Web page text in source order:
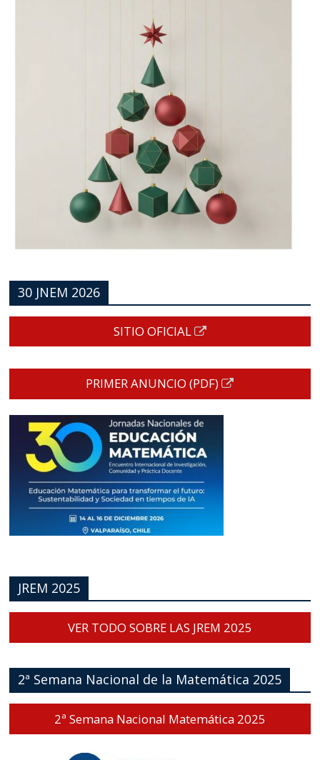
30 JNEM 2026
SITIO OFICIAL
PRIMER ANUNCIO (PDF)
JREM 2025
VER TODO SOBRE LAS JREM 2025
2ª Semana Nacional de la Matemática 2025
2ª Semana Nacional Matemática 2025